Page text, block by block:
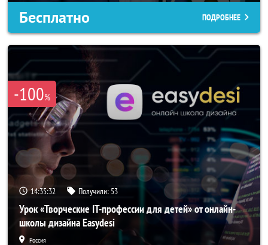
Бесплатно ПОДРОБНЕЕ
-100%
14:35:29 Получили: 53
Урок «Творческие IT-профессии для детей» от онлайн-
школы дизайна Easydesi
Россия